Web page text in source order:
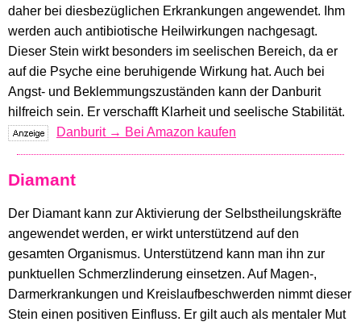
daher bei diesbezüglichen Erkrankungen angewendet. Ihm
werden auch antibiotische Heilwirkungen nachgesagt.
Dieser Stein wirkt besonders im seelischen Bereich, da er
auf die Psyche eine beruhigende Wirkung hat. Auch bei
Angst- und Beklemmungszuständen kann der Danburit
hilfreich sein. Er verschafft Klarheit und seelische Stabilität.
Danburit → Bei Amazon kaufen
Diamant
Der Diamant kann zur Aktivierung der Selbstheilungskräfte
angewendet werden, er wirkt unterstützend auf den
gesamten Organismus. Unterstützend kann man ihn zur
punktuellen Schmerzlinderung einsetzen. Auf Magen-,
Darmerkrankungen und Kreislaufbeschwerden nimmt dieser
Stein einen positiven Einfluss. Er gilt auch als mentaler Mut